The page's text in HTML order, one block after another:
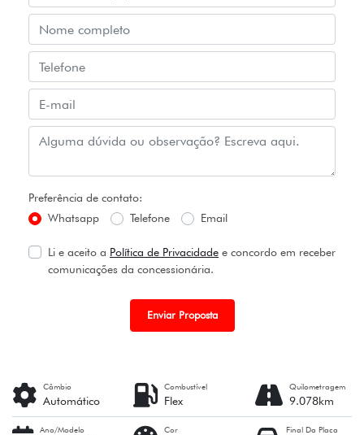
Preferência de contato:
Whatsapp
Telefone Email
Li e aceito a Política de Privacidade e concordo em receber
comunicações da concessionária.
Enviar Proposta
Câmbio
Automático
Combustível
Flex
Quilometragem
9.078km
Ano/Modelo Cor Final Da Placa